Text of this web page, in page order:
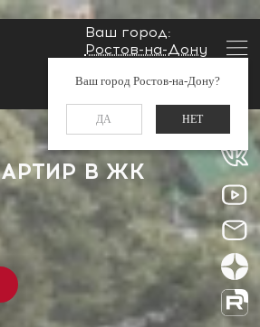
Ваш город:
Ростов-на-Дону
Ваш город Ростов-на-Дону?
ДА НЕТ
Заказать звонок
В ЖК